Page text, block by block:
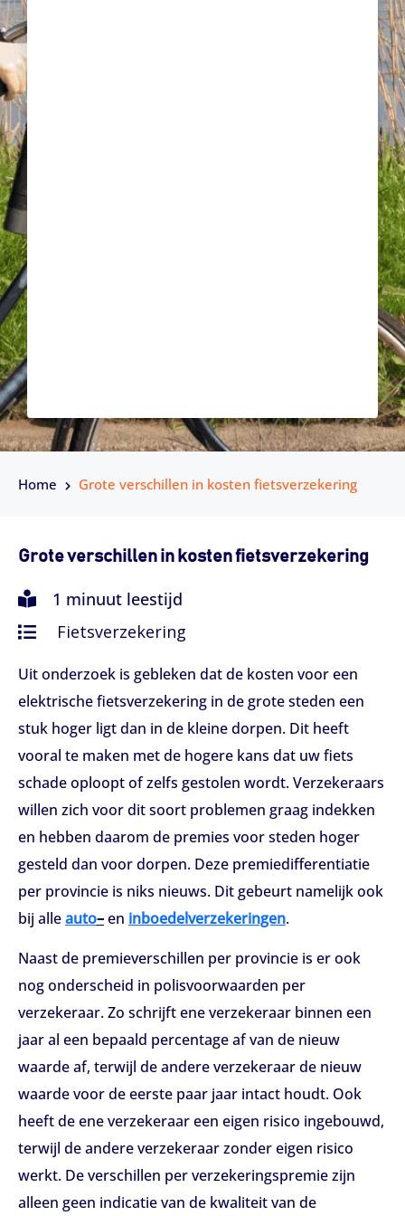
Home Grote verschillen in kosten fietsverzekering
Grote verschillen in kosten fietsverzekering
1 minuut leestijd
Fietsverzekering
Uit onderzoek is gebleken dat de kosten voor een
elektrische fietsverzekering in de grote steden een
stuk hoger ligt dan in de kleine dorpen. Dit heeft
vooral te maken met de hogere kans dat uw fiets
schade oploopt of zelfs gestolen wordt. Verzekeraars
willen zich voor dit soort problemen graag indekken
en hebben daarom de premies voor steden hoger
gesteld dan voor dorpen. Deze premiedifferentiatie
per provincie is niks nieuws. Dit gebeurt namelijk ook
bij alleauto–en inboedelverzekeringen.
Naast de premieverschillen per provincie is er ook
nog onderscheid in polisvoorwaarden per
verzekeraar. Zo schrijft ene verzekeraar binnen een
jaar al een bepaald percentage af van de nieuw
waarde af, terwijl de andere verzekeraar de nieuw
waarde voor de eerste paar jaar intact houdt. Ook
heeft de ene verzekeraar een eigen risico ingebouwd,
terwijl de andere verzekeraar zonder eigen risico
werkt. De verschillen per verzekeringspremie zijn
alleen geen indicatie van de kwaliteit van de